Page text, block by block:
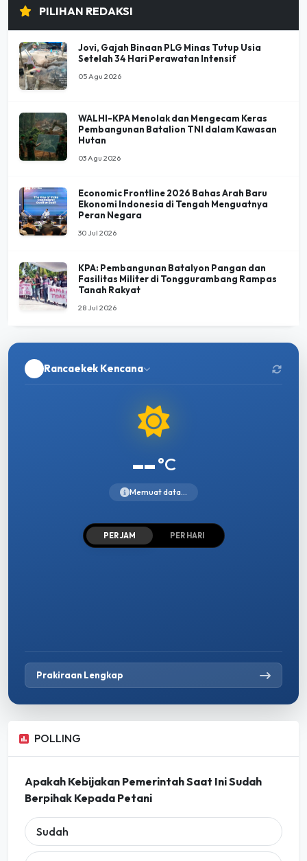
PILIHAN REDAKSI
Jovi, Gajah Binaan PLG Minas Tutup Usia
Setelah 34 Hari Perawatan Intensif
05 Agu 2026
WALHI-KPA Menolak dan Mengecam Keras
Pembangunan Batalion TNI dalam Kawasan
Hutan
03 Agu 2026
Economic Frontline 2026 Bahas Arah Baru
Ekonomi Indonesia di Tengah Menguatnya
Peran Negara
30 Jul 2026
KPA: Pembangunan Batalyon Pangan dan
Fasilitas Militer di Tonggurambang Rampas
Tanah Rakyat
28 Jul 2026
Rancaekek Kencana
--°C
Memuat data...
PER JAM PER HARI
Prakiraan Lengkap
POLLING
Apakah Kebijakan Pemerintah Saat Ini Sudah
Berpihak Kepada Petani
Sudah